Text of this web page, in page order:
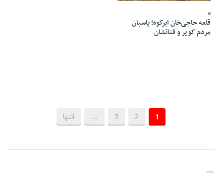
قلعه حاجی‌خان ابرکوه؛ پاسبان
مردم کویر و قناتشان
1
2
3
... انتها